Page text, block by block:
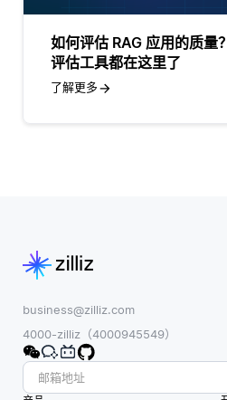
如何评估 RAG 应用的质量
评估工具都在这里了
了解更多
business@zilliz.com
4000-zilliz（4000945549）